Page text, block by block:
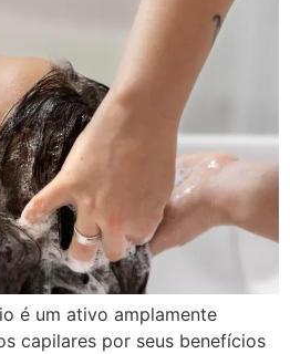
é um ativo amplamente
capilares por seus benefícios